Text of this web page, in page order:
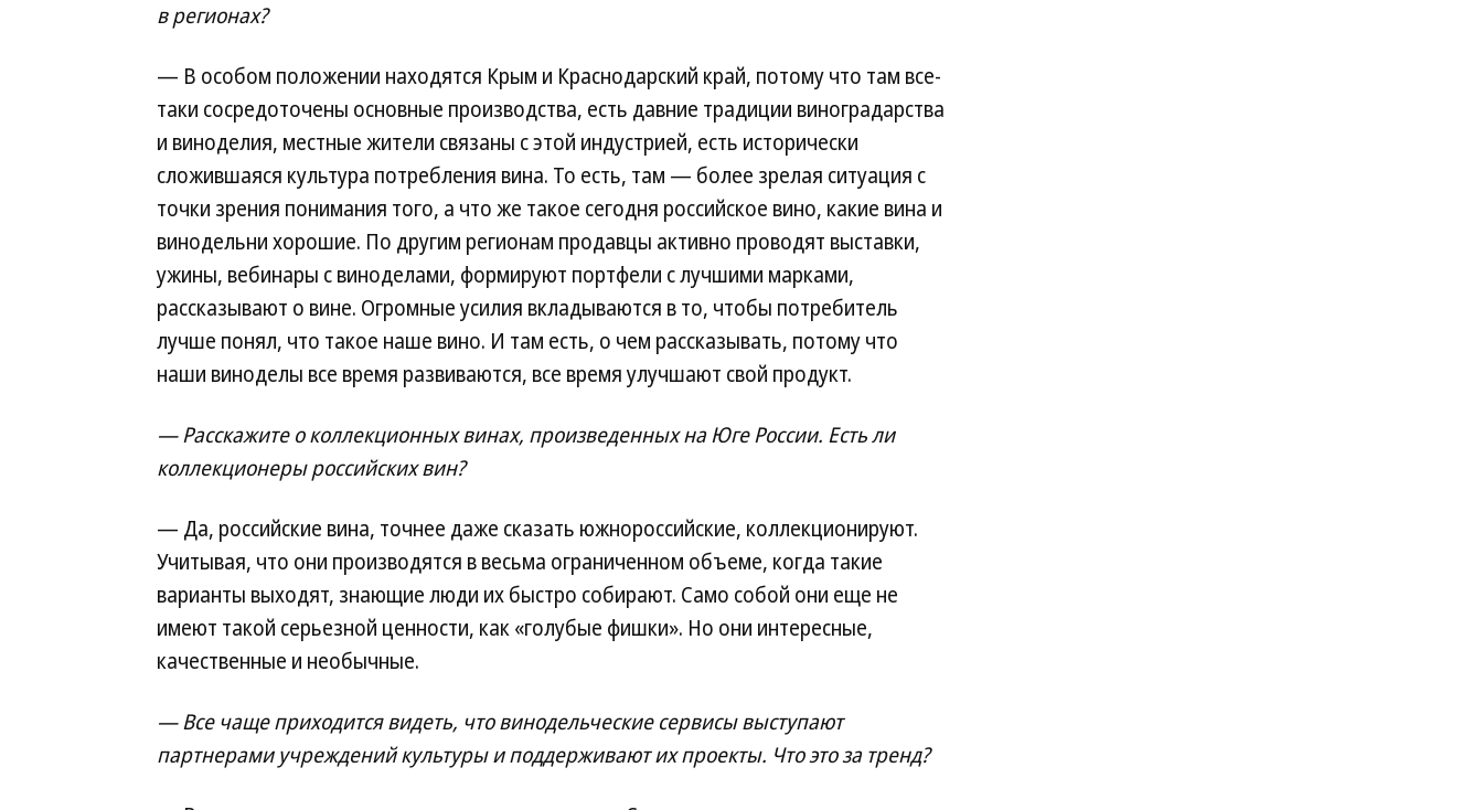
в регионах?
— В особом положении находятся Крым и Краснодарский край, потому что там все-
таки сосредоточены основные производства, есть давние традиции виноградарства
и виноделия, местные жители связаны с этой индустрией, есть исторически
сложившаяся культура потребления вина. То есть, там — более зрелая ситуация с
точки зрения понимания того, а что же такое сегодня российское вино, какие вина и
винодельни хорошие. По другим регионам продавцы активно проводят выставки,
ужины, вебинары с виноделами, формируют портфели с лучшими марками,
рассказывают о вине. Огромные усилия вкладываются в то, чтобы потребитель
лучше понял, что такое наше вино. И там есть, о чем рассказывать, потому что
наши виноделы все время развиваются, все время улучшают свой продукт.
— Расскажите о коллекционных винах, произведенных на Юге России. Есть ли
коллекционеры российских вин?
— Да, российские вина, точнее даже сказать южнороссийские, коллекционируют.
Учитывая, что они производятся в весьма ограниченном объеме, когда такие
варианты выходят, знающие люди их быстро собирают. Само собой они еще не
имеют такой серьезной ценности, как «голубые фишки». Но они интересные,
качественные и необычные.
— Все чаще приходится видеть, что винодельческие сервисы выступают
партнерами учреждений культуры и поддерживают их проекты. Что это за тренд?